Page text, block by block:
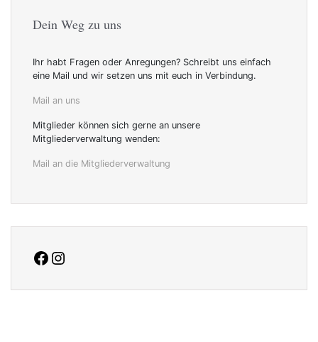
Dein Weg zu uns
Ihr habt Fragen oder Anregungen? Schreibt uns einfach
eine Mail und wir setzen uns mit euch in Verbindung.
Mail an uns
Mitglieder können sich gerne an unsere
Mitgliederverwaltung wenden:
Mail an die Mitgliederverwaltung
facebookInstagram